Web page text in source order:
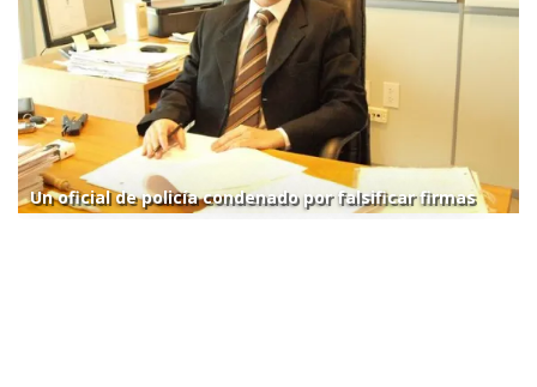
Un oficial de policía condenado por falsificar firmas